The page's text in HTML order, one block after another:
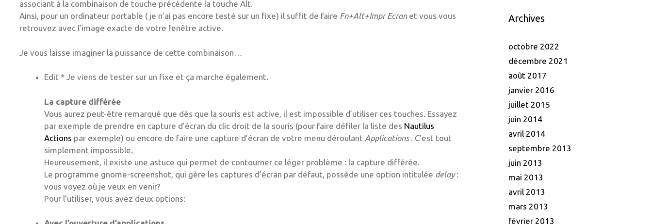
associant à la combinaison de touche précédente la touche Alt.
Ainsi, pour un ordinateur portable ( je n’ai pas encore testé sur un fixe) il suffit de faire Fn+Alt+Impr Ecran et vous vous
retrouvez avec l’image exacte de votre fenêtre active.
Je vous laisse imaginer la puissance de cette combinaison…
Edit * Je viens de tester sur un fixe et ça marche également.
La capture différée
Vous aurez peut-être remarqué que dès que la souris est active, il est impossible d’utiliser ces touches. Essayez
par exemple de prendre en capture d’écran du clic droit de la souris (pour faire défiler la liste des Nautilus
Actions par exemple) ou encore de faire une capture d’écran de votre menu déroulant Applications . C’est tout
simplement impossible.
Heureusement, il existe une astuce qui permet de contourner ce léger problème : la capture différée.
Le programme gnome-screenshot, qui gère les captures d’écran par défaut, possède une option intitulée delay:
vous voyez où je veux en venir?
Pour l’utiliser, vous avez deux options:
Archives
octobre 2022
décembre 2021
août 2017
janvier 2016
juillet 2015
juin 2014
avril 2014
septembre 2013
juin 2013
mai 2013
avril 2013
mars 2013
février 2013